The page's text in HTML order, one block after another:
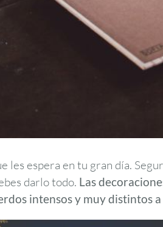
les espera en tu gran día.
darlo todo. Las
intensos y muy distintos